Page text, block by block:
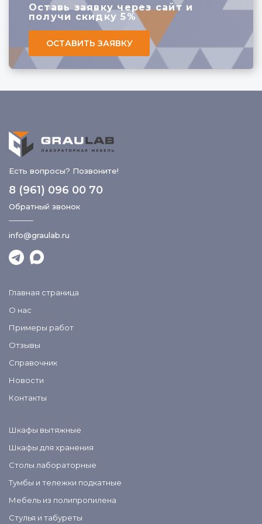
информацию, поможет с выбором и оформлением
документов. Мы стремимся к лучшему сервису в
России.
Оставь заявку через сайт и
получи скидку 5%
ОСТАВИТЬ ЗАЯВКУ
Есть вопросы? Позвоните!
8 (961) 096 00 70
Обратный звонок
info@graulab.ru
Главная страница
О нас
Примеры работ
Отзывы
Справочник
Новости
Контакты
Шкафы вытяжные
Шкафы для хранения
Столы лабораторные
Тумбы и тележки подкатные
Мебель из полипропилена
Стулья и табуреты